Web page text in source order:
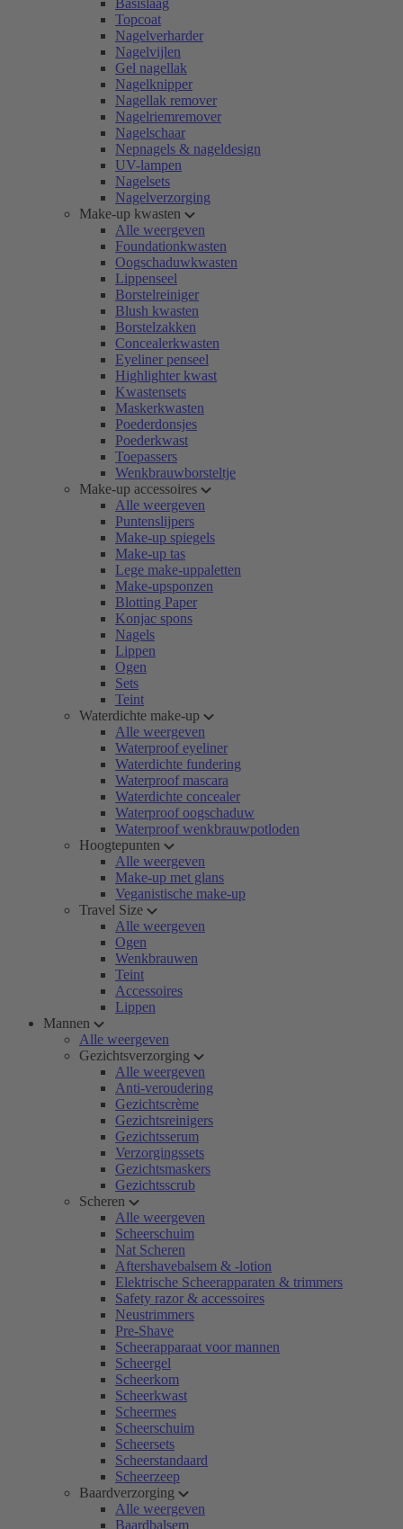
Basislaag
Topcoat
Nagelverharder
Nagelvijlen
Gel nagellak
Nagelknipper
Nagellak remover
Nagelriemremover
Nagelschaar
Nepnagels & nageldesign
UV-lampen
Nagelsets
Nagelverzorging
Make-up kwasten
Alle weergeven
Foundationkwasten
Oogschaduwkwasten
Lippenseel
Borstelreiniger
Blush kwasten
Borstelzakken
Concealerkwasten
Eyeliner penseel
Highlighter kwast
Kwastensets
Maskerkwasten
Poederdonsjes
Poederkwast
Toepassers
Wenkbrauwborsteltje
Make-up accessoires
Alle weergeven
Puntenslijpers
Make-up spiegels
Make-up tas
Lege make-uppaletten
Make-upsponzen
Blotting Paper
Konjac spons
Nagels
Lippen
Ogen
Sets
Teint
Waterdichte make-up
Alle weergeven
Waterproof eyeliner
Waterdichte fundering
Waterproof mascara
Waterdichte concealer
Waterproof oogschaduw
Waterproof wenkbrauwpotloden
Hoogtepunten
Alle weergeven
Make-up met glans
Veganistische make-up
Travel Size
Alle weergeven
Ogen
Wenkbrauwen
Teint
Accessoires
Lippen
Mannen
Alle weergeven
Gezichtsverzorging
Alle weergeven
Anti-veroudering
Gezichtscrème
Gezichtsreinigers
Gezichtsserum
Verzorgingssets
Gezichtsmaskers
Gezichtsscrub
Scheren
Alle weergeven
Scheerschuim
Nat Scheren
Aftershavebalsem & -lotion
Elektrische Scheerapparaten & trimmers
Safety razor & accessoires
Neustrimmers
Pre-Shave
Scheerapparaat voor mannen
Scheergel
Scheerkom
Scheerkwast
Scheermes
Scheerschuim
Scheersets
Scheerstandaard
Scheerzeep
Baardverzorging
Alle weergeven
Baardbalsem